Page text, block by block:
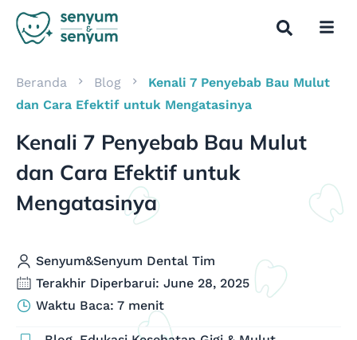
Beranda Blog
Kenali 7 Penyebab Bau Mulut
dan Cara Efektif untuk Mengatasinya
Kenali 7 Penyebab Bau Mulut
dan Cara Efektif untuk
Mengatasinya
Senyum&Senyum Dental Tim
Terakhir Diperbarui: June 28, 2025
Waktu Baca: 7 menit